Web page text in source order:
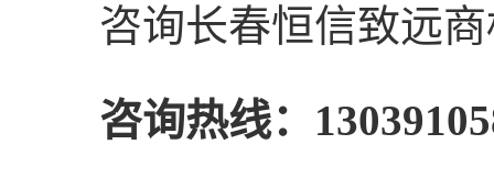
咨询长春恒信致远
咨询热线：